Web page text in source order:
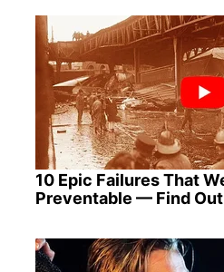
10 Epic Failures That
Preventable — Find Out